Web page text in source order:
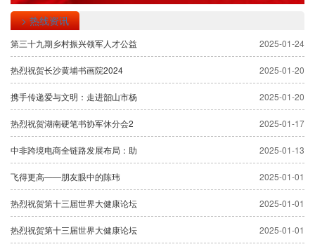
> 热线资讯
第三十九期乡村振兴领军人才公益 2025-01-24
热烈祝贺长沙黄埔书画院2024 2025-01-20
携手传递爱与文明：走进韶山市杨 2025-01-20
热烈祝贺湖南硬笔书协军休分会2 2025-01-17
中非跨境电商全链路发展布局：助 2025-01-13
​飞得更高——朋友眼中的陈玮 2025-01-01
热烈祝贺第十三届世界大健康论坛 2025-01-01
热烈祝贺第十三届世界大健康论坛 2025-01-01